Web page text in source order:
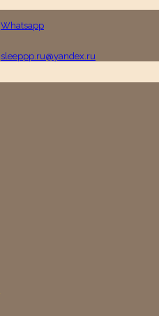
Whatsapp
sleeppp.ru@yandex.ru